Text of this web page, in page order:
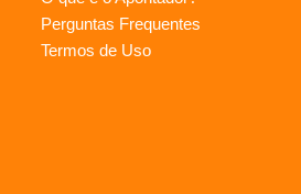
Perguntas Frequentes
Termos de Uso